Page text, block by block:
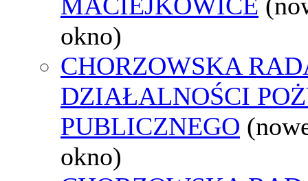
okno)
CHORZOWSKA
DZIAŁALNOŚCI
PUBLICZNEGO
okno)